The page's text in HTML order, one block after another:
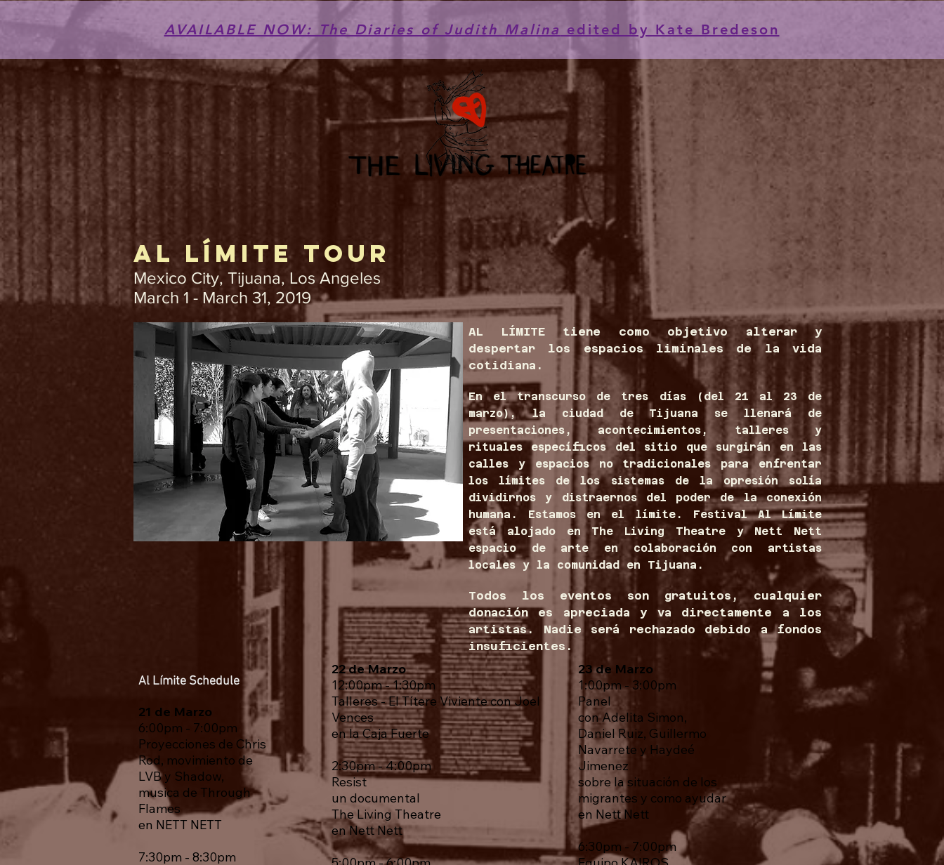
AVAILABLE NOW: The Diaries of Judith Malina edited by Kate Bredeson
AL LÍMITE TOUR
Mexico City, Tijuana, Los Angeles
March 1 - March 31, 2019
AL LÍMITE tiene como objetivo alterar y
despertar los espacios liminales de la vida
cotidiana.
En el transcurso de tres días (del 21 al 23 de
marzo), la ciudad de Tijuana se llenará de
presentaciones, acontecimientos, talleres y
rituales específicos del sitio que surgirán en las
calles y espacios no tradicionales para enfrentar
los límites de los sistemas de la opresión solía
dividirnos y distraernos del poder de la conexión
humana. Estamos en el límite. Festival Al Límite
está alojado en The Living Theatre y Nett Nett
espacio de arte en colaboración con artistas
locales y la comunidad en Tijuana.
Todos los eventos son gratuitos, cualquier
donación es apreciada y va directamente a los
artistas. Nadie será rechazado debido a fondos
insuficientes.
Al Límite Schedule
21 de Marzo
6:00pm - 7:00pm
Proyecciones de Chris
Rod, movimiento de
LVB y Shadow,
musica de Through
Flames
en NETT NETT
7:30pm - 8:30pm
22 de Marzo
12:00pm - 1:30pm
Talleres - El Títere Viviente con Joel
Vences
en la Caja Fuerte
2:30pm - 4:00pm
Resist
un documental
The Living Theatre
en Nett Nett
23 de Marzo
1:00pm - 3:00pm
Panel
con Adelita Simon,
Daniel Ruiz, Guillermo
Navarrete y Haydeé
Jimenez
sobre la situación de los
migrantes y como ayudar
en Nett Nett
6:30pm - 7:00pm